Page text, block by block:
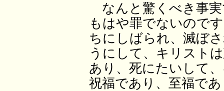
なんと驚くべき事
もはや罪でないので
ちにしばられ、滅ぼ
うにして、キリスト
あり、死にたいして
祝福であり、至福で